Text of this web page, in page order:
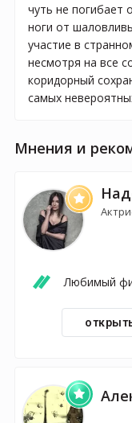
чуть не погибает
ноги от
участие в
несмотря на все
коридорный
самых
Мнения и